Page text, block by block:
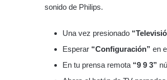
sonido de Philips.
Una vez presionado
Esperar “Configuración” en
En tu prensa remota “9 9 3”